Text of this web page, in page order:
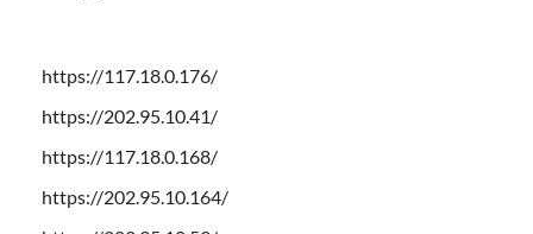
https://117.18.0.176/
https://202.95.10.41/
https://117.18.0.168/
https://202.95.10.164/